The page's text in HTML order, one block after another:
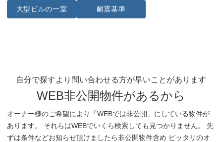
大型ビルの一室 耐震基準
自分で探すより問い合わせる方が早いことがあります
WEB非公開物件があるから
オーナー様のご希望により「WEBでは非公開」にしている物件が
あります。 それらはWEBでいくら検索しても見つかりません。 先
ずは条件などお知らせ頂けましたら非公開物件含め ピッタリのオ